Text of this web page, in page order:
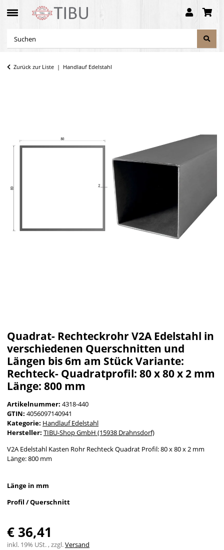
Zurück zur Liste Handlauf Edelstahl
Quadrat- Rechteckrohr V2A Edelstahl in
verschiedenen Querschnitten und
Längen bis 6m am Stück Variante:
Rechteck- Quadratprofil: 80 x 80 x 2 mm
Länge: 800 mm
Artikelnummer: 4318-440
GTIN: 4056097140941
Kategorie: Handlauf Edelstahl
Hersteller: TIBU-Shop GmbH (15938 Drahnsdorf)
V2A Edelstahl Kasten Rohr Rechteck Quadrat Profil: 80 x 80 x 2 mm
Länge: 800 mm
Länge in mm
Profil / Querschnitt
€ 36,41
inkl. 19% USt. , zzgl.Versand